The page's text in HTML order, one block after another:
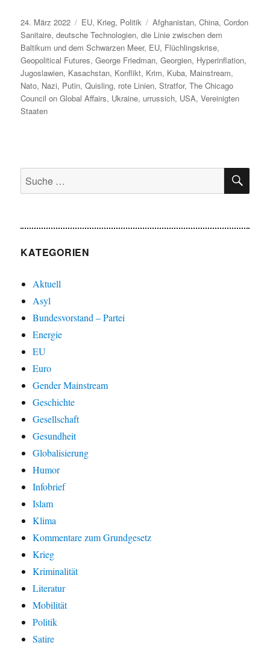
Veröffentlicht
am
24. März 2022 Kategorien
EU, Krieg, Politik Schlagwörter
Afghanistan,China,Cordon
Sanitaire,deutsche Technologien,die Linie zwischen dem
Baltikum und dem Schwarzen Meer, EU, Flüchlingskrise,
Geopolitical Futures,George Friedman,Georgien, Hyperinflation,
Jugoslawien, Kasachstan, Konflikt, Krim, Kuba, Mainstream,
Nato, Nazi, Putin,Quisling, rote Linien,Stratfor,The Chicago
Council on Global Affairs, Ukraine, urrussich, USA,Vereinigten
Staaten
Suche
nach:
KATEGORIEN
Aktuell
Asyl
Bundesvorstand – Partei
Energie
EU
Euro
Gender Mainstream
Geschichte
Gesellschaft
Gesundheit
Globalisierung
Humor
Infobrief
Islam
Klima
Kommentare zum Grundgesetz
Krieg
Kriminalität
Literatur
Mobilität
Politik
Satire